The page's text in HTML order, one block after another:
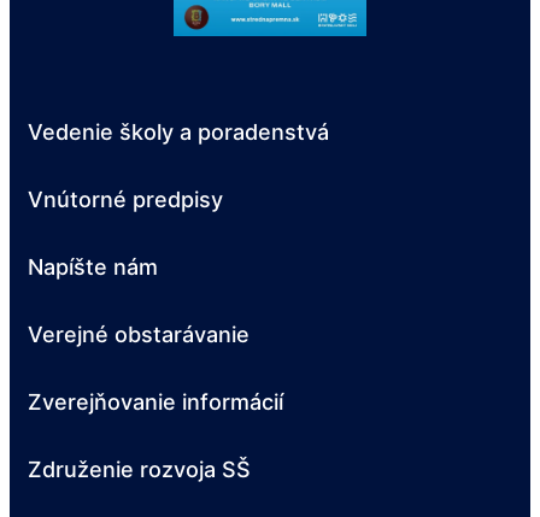
Vedenie školy a poradenstvá
Vnútorné predpisy
Napíšte nám
Verejné obstarávanie
Zverejňovanie informácií
Združenie rozvoja SŠ